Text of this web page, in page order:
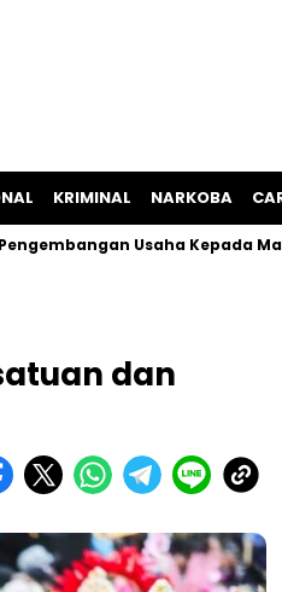
KRIMINAL NARKOBA
Usaha Kepada
dan